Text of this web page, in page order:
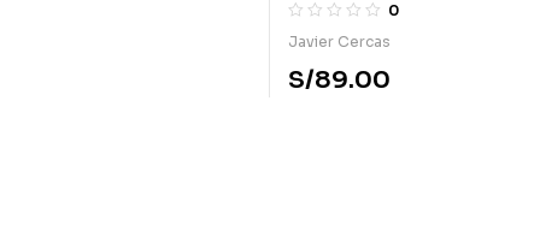
0
Javier Cercas
S/89.00